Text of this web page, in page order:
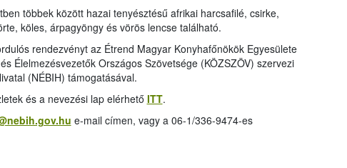
többek között hazai tenyésztésű afrikai harcsafilé, csirke,
köles, árpagyöngy és vörös lencse található.
rendezvényt az Étrend Magyar Konyhafőnökök Egyesülete
Élelmezésvezetők Országos Szövetsége (KÖZSZÖV) szervezi
(NÉBIH) támogatásával.
és a nevezési lap elérhető ITT.
e-mail címen, vagy a 06-1/336-9474-es